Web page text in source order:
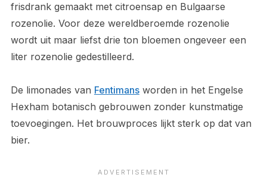
frisdrank gemaakt met citroensap en Bulgaarse
rozenolie. Voor deze wereldberoemde rozenolie
wordt uit maar liefst drie ton bloemen ongeveer een
liter rozenolie gedestilleerd.
De limonades van Fentimansworden in het Engelse
Hexham botanisch gebrouwen zonder kunstmatige
toevoegingen. Het brouwproces lijkt sterk op dat van
bier.